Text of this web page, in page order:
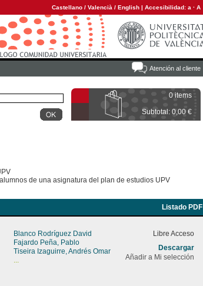
Castellano / Valencià / English | Accesibilidad: a · A
Atención al cliente
0 items
Subtotal: 0,00 €
de una asignatura del plan de estudios UPV
Listado PDF
Blanco Rodríguez David
Fajardo Peña, Pablo
Tiseira Izaguirre, Andrés Omar
...
Libre Acceso
Descargar
Añadir a Mi selección